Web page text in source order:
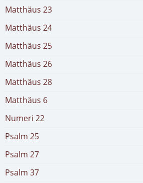
Matthäus 23
Matthäus 24
Matthäus 25
Matthäus 26
Matthäus 28
Matthäus 6
Numeri 22
Psalm 25
Psalm 27
Psalm 37